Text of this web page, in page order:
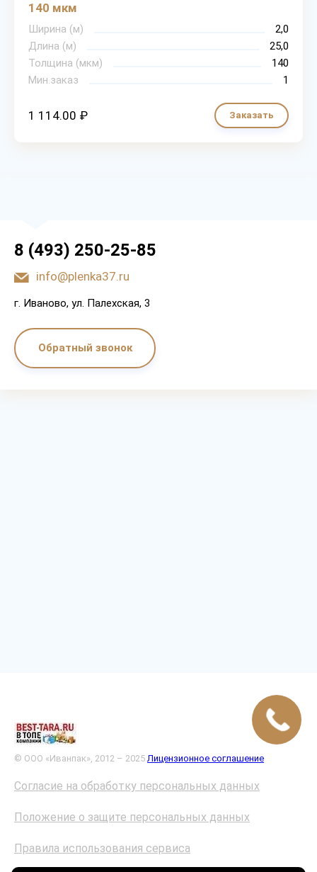
140 мкм
Ширина (м)
2,0
Длина (м)
25,0
Толщина (мкм)
140
Мин.заказ
1
1 114.00 ₽ Заказать
8 (493) 250-25-85
info@plenka37.ru
г. Иваново, ул. Палехская, 3
Обратный звонок
© ООО «Иванпак», 2012 – 2025 Лицензионное соглашение
Согласие на обработку персональных данных
Положение о защите персональных данных
Правила использования сервиса